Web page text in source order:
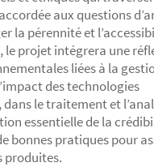
aux questions
la pérennité et
le projet intégrera une
liées à la
des technologies
le traitement et
essentielle de la
bonnes pratiques pour
produites.